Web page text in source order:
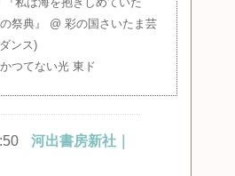
祭典』 @ 彩の国さいたま芸
ンス)
つてない光 東ド
河出書房新社｜